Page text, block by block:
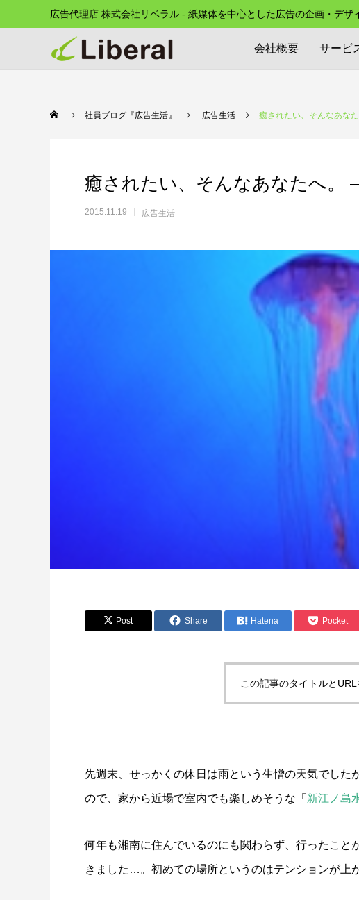
広告代理店 株式会社リベラル - 紙媒体を中心とした広告の企画・デザ
会社概要 サービ
社員ブログ『広告生活』 広告生活 癒されたい、そんなあな
癒されたい、そんなあなたへ。
2015.11.19 広告生活
Post Share Hatena Pocket
この記事のタイトルと
先週末、せっかくの休日は雨という生憎の天気でした
ので、家から近場で室内でも楽しめそうな「 新江ノ島
何年も湘南に住んでいるのにも関わらず、行ったこと
きました…。初めての場所というのはテンションが上